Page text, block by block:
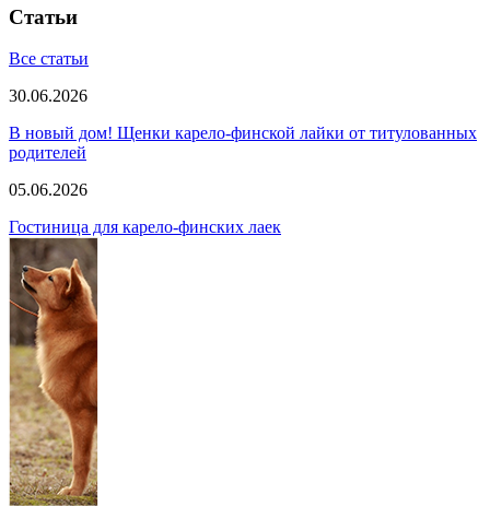
Статьи
Все статьи
30.06.2026
В новый дом! Щенки карело-финской лайки от титулованных
родителей
05.06.2026
Гостиница для карело-финских лаек